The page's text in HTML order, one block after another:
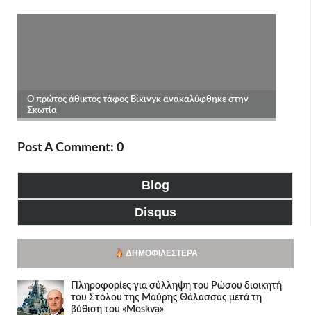
Post A Comment: 0
Blog
Disqus
ΔΗΜΟΦΙΛΈΣΤΕΡΑ
Πληροφορίες για σύλληψη του Ρώσου διοικητή
του Στόλου της Mαύρης Θάλασσας μετά τη
βύθιση του «Moskva»